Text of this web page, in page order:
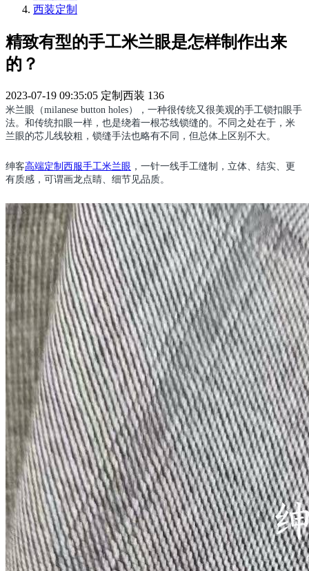
西装定制
精致有型的手工米兰眼是怎样制作出来
的？
2023-07-19 09:35:05 定制西装 136
米兰眼（milanese button holes），一种很传统又很美观的手工锁扣眼手
法。和传统扣眼一样，也是绕着一根芯线锁缝的。不同之处在于，米
兰眼的芯儿线较粗，锁缝手法也略有不同，但总体上区别不大。
绅客高端定制西服手工米兰眼 ，一针一线手工缝制，立体、结实、更
有质感，可谓画龙点睛、细节见品质。